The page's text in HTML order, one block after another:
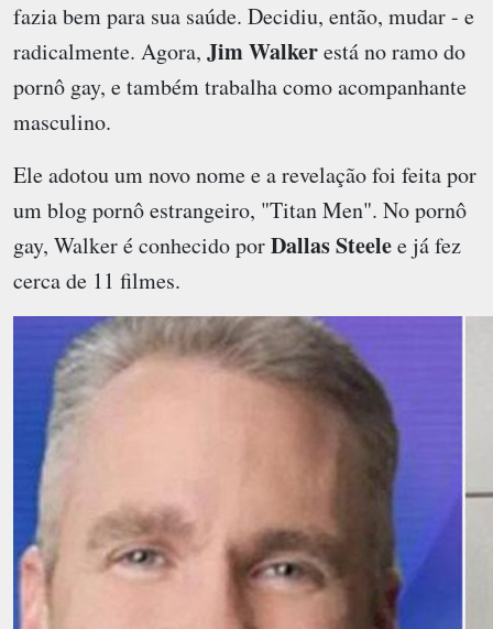
fazia bem para sua saúde. Decidiu, então, mudar - e
radicalmente. Agora, Jim Walkerestá no ramo do
pornô gay, e também trabalha como acompanhante
masculino.
Ele adotou um novo nome e a revelação foi feita por
um blog pornô estrangeiro, "Titan Men". No pornô
gay, Walker é conhecido porDallas Steelee já fez
cerca de 11 filmes.